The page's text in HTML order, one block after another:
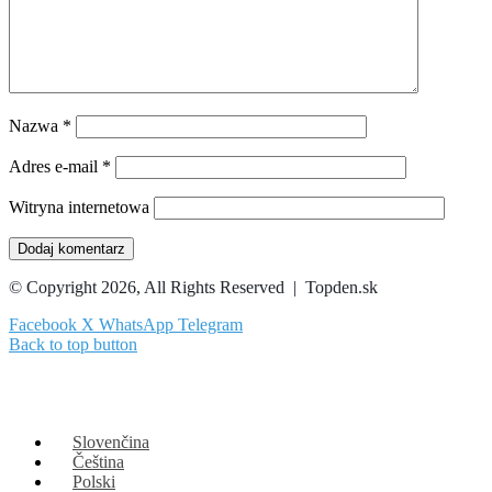
Nazwa *
Adres e-mail *
Witryna internetowa
© Copyright 2026, All Rights Reserved | Topden.sk
Facebook X WhatsApp Telegram
Back to top button
Slovenčina
Čeština
Polski